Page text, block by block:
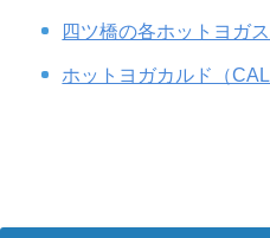
四ツ橋の各ホットヨガ
ホットヨガカルド（